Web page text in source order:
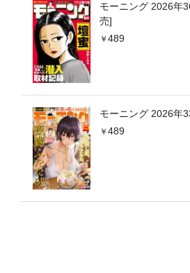
モーニング 2026年
売]
489
モーニング 2026年
489